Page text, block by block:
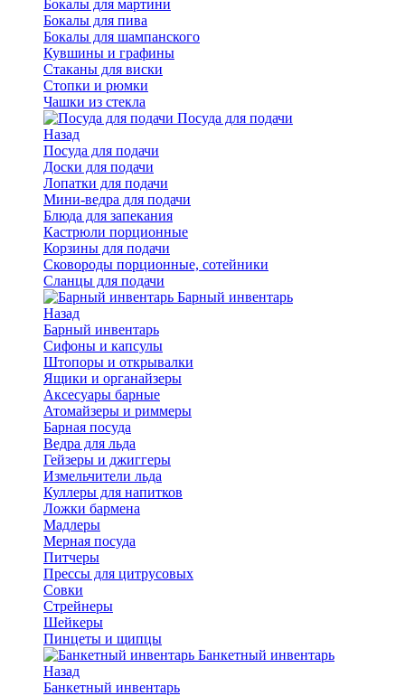
Бокалы для мартини
Бокалы для пива
Бокалы для шампанского
Кувшины и графины
Стаканы для виски
Стопки и рюмки
Чашки из стекла
Посуда для подачи
Назад
Посуда для подачи
Доски для подачи
Лопатки для подачи
Мини-ведра для подачи
Блюда для запекания
Кастрюли порционные
Корзины для подачи
Сковороды порционные, сотейники
Сланцы для подачи
Барный инвентарь
Назад
Барный инвентарь
Сифоны и капсулы
Штопоры и открывалки
Ящики и органайзеры
Аксесуары барные
Атомайзеры и риммеры
Барная посуда
Ведра для льда
Гейзеры и джиггеры
Измельчители льда
Куллеры для напитков
Ложки бармена
Мадлеры
Мерная посуда
Питчеры
Прессы для цитрусовых
Совки
Стрейнеры
Шейкеры
Пинцеты и щипцы
Банкетный инвентарь
Назад
Банкетный инвентарь